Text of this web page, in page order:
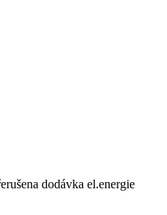
dodávka el.energie